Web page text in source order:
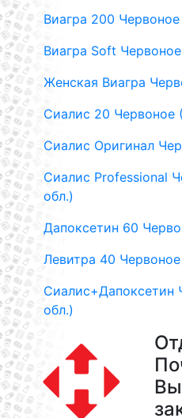
Виагра 200
Виагра Soft
Женская Виагра
Сиалис 20 Червоное
Сиалис Оригинал
Сиалис Professional
обл.)
Дапоксетин 60
Левитра 40
Сиалис+Дапоксетин
обл.)